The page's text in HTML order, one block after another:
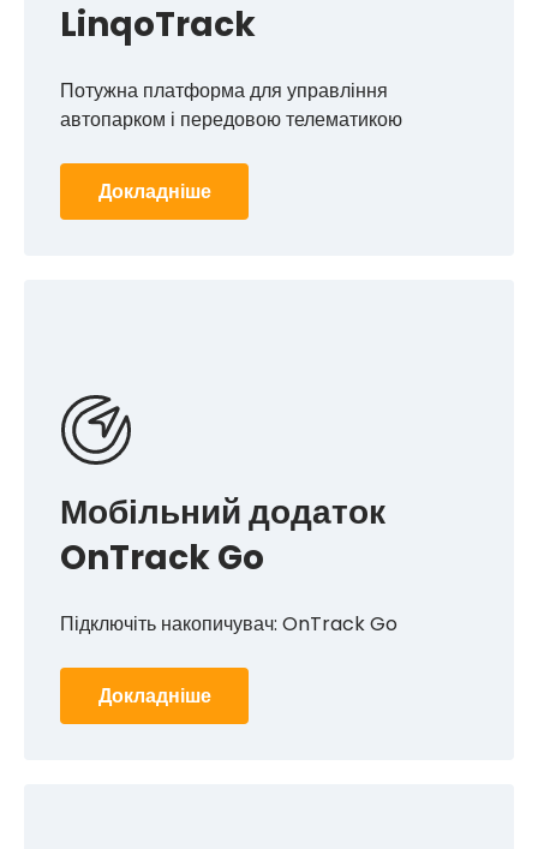
LinqoTrack
Потужна платформа для управління
автопарком і передовою телематикою
Докладніше
Мобільний додаток
OnTrack Go
Підключіть накопичувач: OnTrack Go
Докладніше